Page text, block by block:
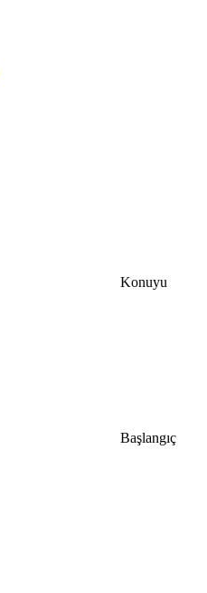
Konuyu
Başlangıç